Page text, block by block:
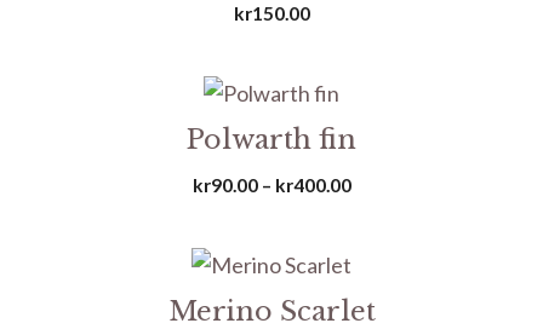
kr150.00
Polwarth fin
kr90.00 – kr400.00Prisområde:
kr400.00
Merino Scarlet